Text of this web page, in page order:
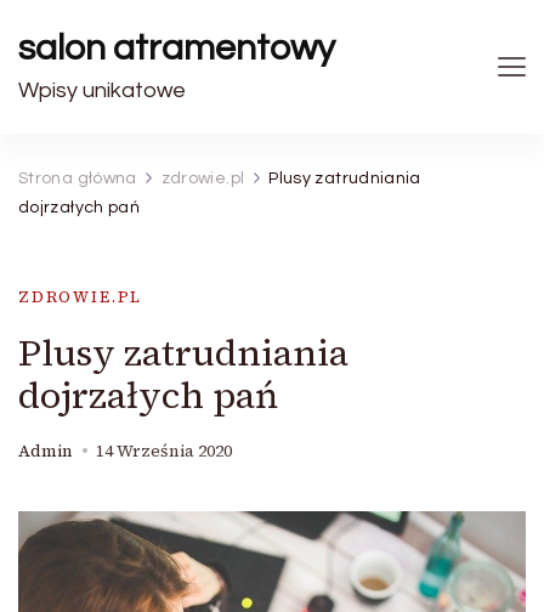
salon atramentowy
Wpisy unikatowe
Strona główna zdrowie.pl
Plusy zatrudniania
dojrzałych pań
ZDROWIE.PL
Plusy zatrudniania
dojrzałych pań
Admin 14 Września 2020